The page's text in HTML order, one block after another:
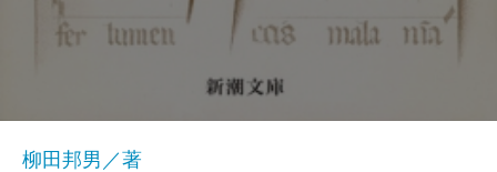
柳田邦男／著